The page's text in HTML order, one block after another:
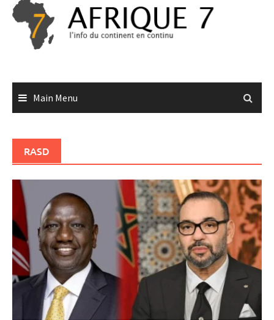
Skip
content
Main Menu
RASD